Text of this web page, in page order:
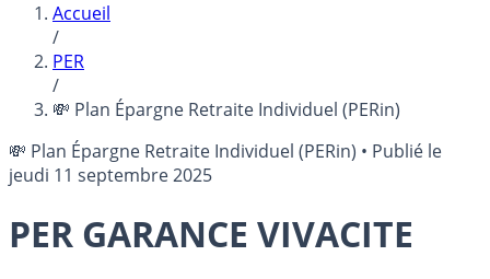
Accueil
/
PER
/
💸 Plan Épargne Retraite Individuel (PERin)
💸 Plan Épargne Retraite Individuel (PERin) • Publié le
jeudi 11 septembre 2025
PER GARANCE VIVACITE